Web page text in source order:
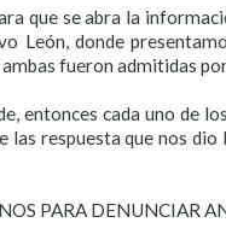
que se abra la
León, donde
fueron admitidas
entonces cada uno de
respuesta que nos
PARA DENUNCIAR